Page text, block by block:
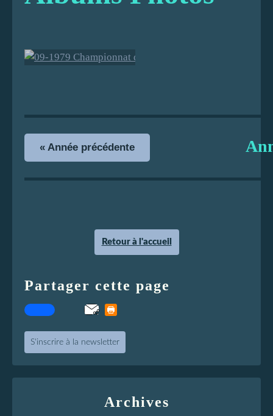
t de France
Quadrettes
Cadets à
BRESSE
« Année précédente
Retour à l'accueil
Partager cette page
S'inscrire à la newsletter
Archives